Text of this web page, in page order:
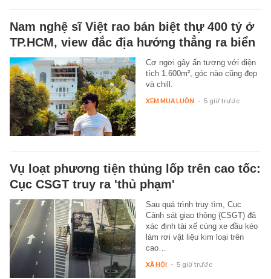
Nam nghệ sĩ Việt rao bán biệt thự 400 tỷ ở
TP.HCM, view đắc địa hướng thẳng ra biển
Cơ ngơi gây ấn tượng với diện
tích 1.600m², góc nào cũng đẹp
và chill.
XEM MUA LUÔN - 5 giờ trước
Vụ loạt phương tiện thủng lốp trên cao tốc:
Cục CSGT truy ra 'thủ phạm'
Sau quá trình truy tìm, Cục
Cảnh sát giao thông (CSGT) đã
xác định tài xế cùng xe đầu kéo
làm rơi vật liệu kim loại trên
cao…
XÃ HỘI - 5 giờ trước